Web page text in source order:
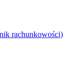
rachunkowości)